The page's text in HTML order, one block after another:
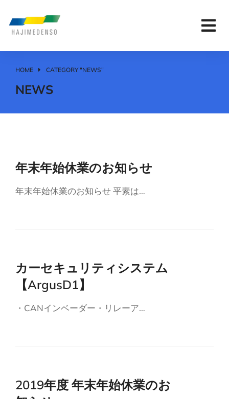
You are here:
HOME CATEGORY "NEWS"
NEWS
年末年始休業のお知らせ
年末年始休業のお知らせ 平素は…
カーセキュリティシステム
【ArgusD1】
・CANインベーダー・リレーア…
2019年度 年末年始休業のお